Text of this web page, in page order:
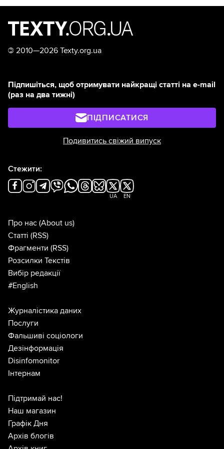
© 2010—2026 Texty.org.ua
Підпишіться, щоб отримувати найкращі статті на e-mail
(раз на два тижні)
ПІДПИСАТИСЯ
Подивитись свіжий випуск
Стежити:
UA EN
Про нас (About us)
Статті (RSS)
Фрагменти (RSS)
Розсилки Текстів
Вибір редакції
#English
Журналістика даних
Послуги
Фальшиві соціологи
Дезінформація
Disinfomonitor
Інтернам
Підтримай нас!
Наш магазин
Графік Дня
Архів блогів